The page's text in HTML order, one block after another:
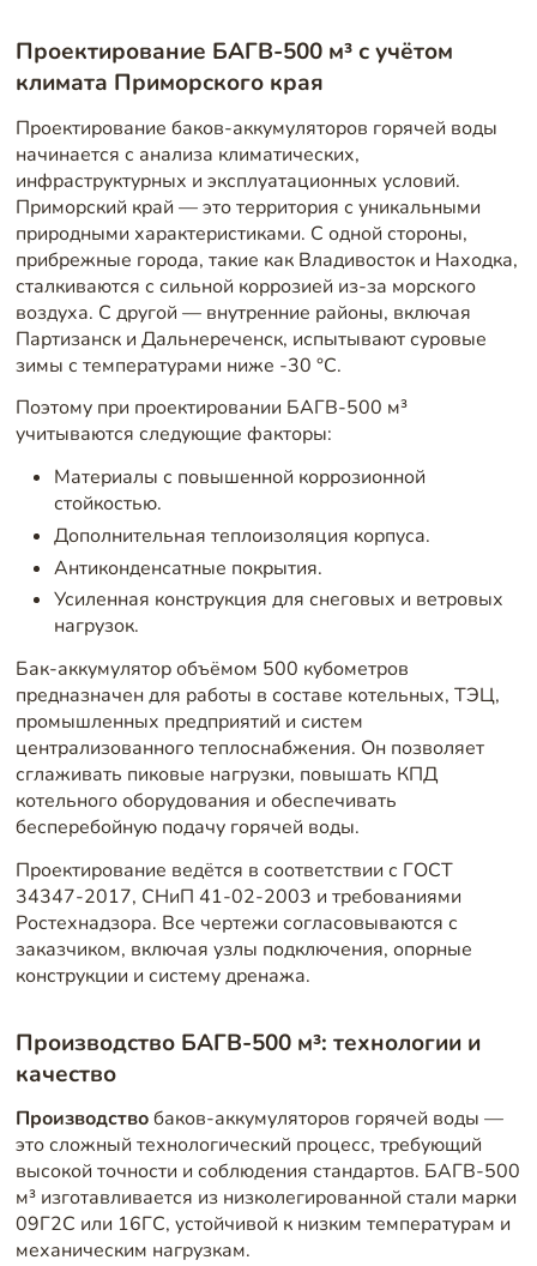
Проектирование БАГВ-500 м³ с учётом
климата Приморского края
Проектирование баков-аккумуляторов горячей воды
начинается с анализа климатических,
инфраструктурных и эксплуатационных условий.
Приморский край — это территория с уникальными
природными характеристиками. С одной стороны,
прибрежные города, такие как Владивосток и Находка,
сталкиваются с сильной коррозией из-за морского
воздуха. С другой — внутренние районы, включая
Партизанск и Дальнереченск, испытывают суровые
зимы с температурами ниже -30 °C.
Поэтому при проектировании БАГВ-500 м³
учитываются следующие факторы:
Материалы с повышенной коррозионной
стойкостью.
Дополнительная теплоизоляция корпуса.
Антиконденсатные покрытия.
Усиленная конструкция для снеговых и ветровых
нагрузок.
Бак-аккумулятор объёмом 500 кубометров
предназначен для работы в составе котельных, ТЭЦ,
промышленных предприятий и систем
централизованного теплоснабжения. Он позволяет
сглаживать пиковые нагрузки, повышать КПД
котельного оборудования и обеспечивать
бесперебойную подачу горячей воды.
Проектирование ведётся в соответствии с ГОСТ
34347-2017, СНиП 41-02-2003 и требованиями
Ростехнадзора. Все чертежи согласовываются с
заказчиком, включая узлы подключения, опорные
конструкции и систему дренажа.
Производство БАГВ-500 м³: технологии и
качество
Производствобаков-аккумуляторов горячей воды —
это сложный технологический процесс, требующий
высокой точности и соблюдения стандартов. БАГВ-500
м³ изготавливается из низколегированной стали марки
09Г2С или 16ГС, устойчивой к низким температурам и
механическим нагрузкам.